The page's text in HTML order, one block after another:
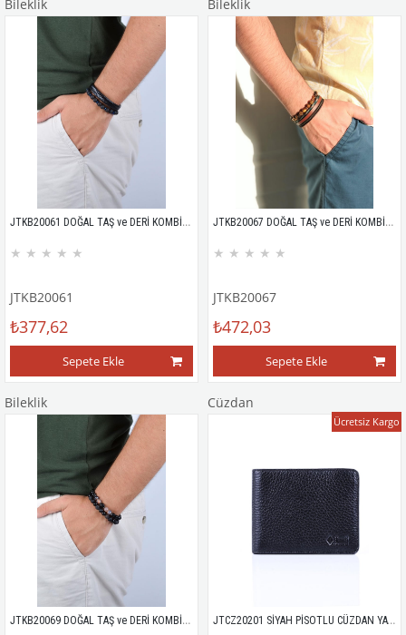
Bileklik
JTKB20061 DOĞAL TAŞ ve DERİ KOMBİN BİLEKLİK
★ ★ ★ ★ ★
JTKB20061
₺377,62
Sepete Ekle
Bileklik
JTKB20067 DOĞAL TAŞ ve DERİ KOMBİN BİLEKLİK
★ ★ ★ ★ ★
JTKB20067
₺472,03
Sepete Ekle
Bileklik
JTKB20069 DOĞAL TAŞ ve DERİ KOMBİN BİLEKLİK
Cüzdan
JTCZ20201 SİYAH PİSOTLU CÜZDAN YATAY %100 HAKİKİ DERİ SİYAH FLOTER DESEN
Ücretsiz Kargo